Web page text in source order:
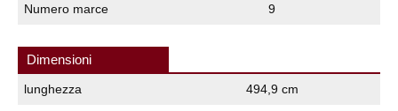
Numero marce 9
Dimensioni
lunghezza 494,9 cm